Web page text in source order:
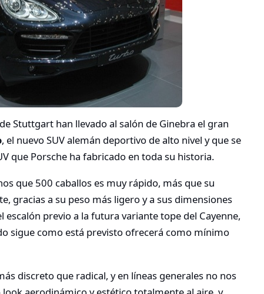
Stuttgart han llevado al salón de Ginebra el gran
, el nuevo SUV alemán deportivo de alto nivel y que se
que Porsche ha fabricado en toda su historia.
que 500 caballos es muy rápido, más que su
gracias a su peso más ligero y a sus dimensiones
escalón previo a la futura variante tope del Cayenne,
sigue como está previsto ofrecerá como mínimo
discreto que radical, y en líneas generales no nos